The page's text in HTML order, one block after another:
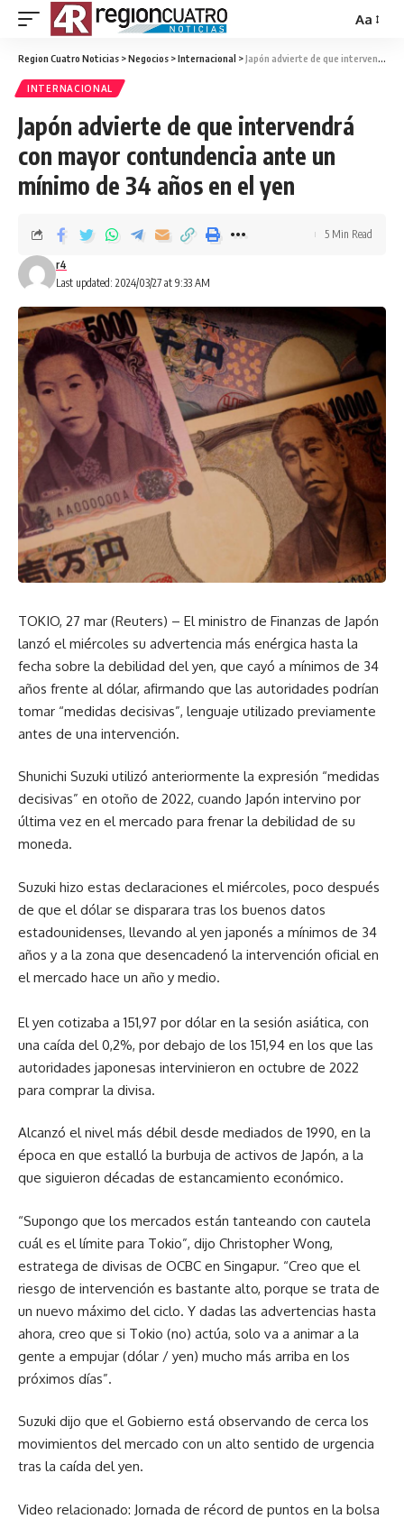
Aa
Region Cuatro Noticias >Negocios >Internacional >Japón advierte de que intervendrá con mayor contundencia ante un mínimo de 34 años en el yen
INTERNACIONAL
Japón advierte de que intervendrá
con mayor contundencia ante un
mínimo de 34 años en el yen
Last updated: 2024/03/27 at 9:33 AM
r4
5 Min Read
TOKIO, 27 mar (Reuters) – El ministro de Finanzas de Japón
lanzó el miércoles su advertencia más enérgica hasta la
fecha sobre la debilidad del yen, que cayó a mínimos de 34
años frente al dólar, afirmando que las autoridades podrían
tomar “medidas decisivas”, lenguaje utilizado previamente
antes de una intervención.
Shunichi Suzuki utilizó anteriormente la expresión “medidas
decisivas” en otoño de 2022, cuando Japón intervino por
última vez en el mercado para frenar la debilidad de su
moneda.
Suzuki hizo estas declaraciones el miércoles, poco después
de que el dólar se disparara tras los buenos datos
estadounidenses, llevando al yen japonés a mínimos de 34
años y a la zona que desencadenó la intervención oficial en
el mercado hace un año y medio.
El yen cotizaba a 151,97 por dólar en la sesión asiática, con
una caída del 0,2%, por debajo de los 151,94 en los que las
autoridades japonesas intervinieron en octubre de 2022
para comprar la divisa.
Alcanzó el nivel más débil desde mediados de 1990, en la
época en que estalló la burbuja de activos de Japón, a la
que siguieron décadas de estancamiento económico.
“Supongo que los mercados están tanteando con cautela
cuál es el límite para Tokio”, dijo Christopher Wong,
estratega de divisas de OCBC en Singapur. “Creo que el
riesgo de intervención es bastante alto, porque se trata de
un nuevo máximo del ciclo. Y dadas las advertencias hasta
ahora, creo que si Tokio (no) actúa, solo va a animar a la
gente a empujar (dólar / yen) mucho más arriba en los
próximos días”.
Suzuki dijo que el Gobierno está observando de cerca los
movimientos del mercado con un alto sentido de urgencia
tras la caída del yen.
Video relacionado: Jornada de récord de puntos en la bolsa